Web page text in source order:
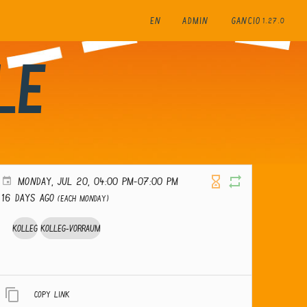
EN ADMIN GANCIO 1.27.0
MONDAY, JUL 20, 04:00 PM-07:00 PM
16 days ago (Each Monday)
Kolleg Kolleg-Vorraum
Copy link